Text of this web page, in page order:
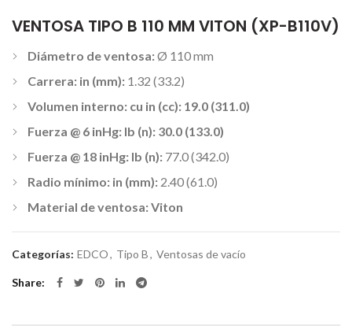
VENTOSA TIPO B 110 MM VITON (XP-B110V)
Diámetro de ventosa:Ø 110 mm
Carrera: in (mm): 1.32 (33.2)
Volumen interno: cu in (cc): 19.0 (311.0)
Fuerza @ 6 inHg: lb (n): 30.0 (133.0)
Fuerza @ 18 inHg: lb (n): 77.0 (342.0)
Radio mínimo: in (mm): 2.40 (61.0)
Material de ventosa: Viton
Categorías: EDCO, Tipo B, Ventosas de vacío
Share